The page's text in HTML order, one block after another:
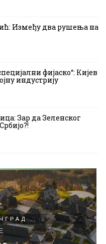
Између два рушења на
фијаско“: Кијев
индустрију
Зар да Зеленског